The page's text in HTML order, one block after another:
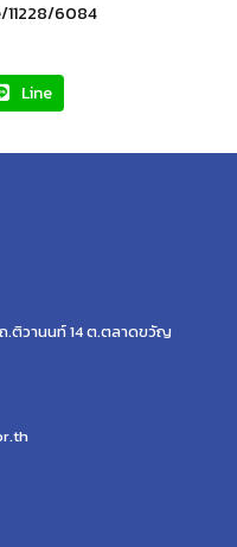
6084
Line
.ติวานนท์ 14 ต.ตลาดขวัญ